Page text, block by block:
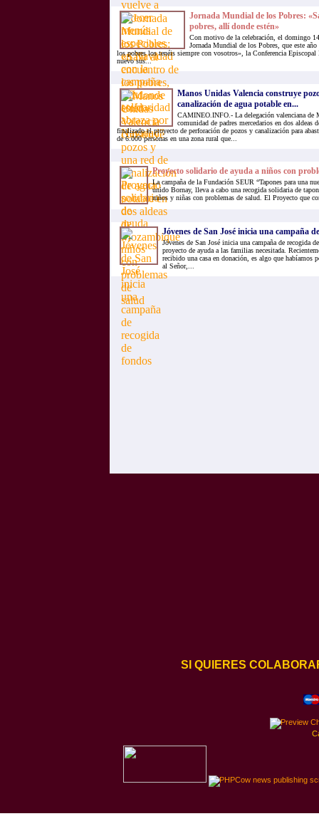
Jornada Mundial de los Pobres:
pobres, allí donde estén»
Con motivo de la celebración, el domingo
Jornada Mundial de los Pobres, que este
los pobres los tenéis siempre con vosotros», la Conferencia Episcopal
nuevo sus...
Manos Unidas Valencia construye
canalización de agua potable en...
CAMINEO.INFO.- La delegación valenciana de
comunidad de padres mercedarios en dos aldeas
finalizado el proyecto de perforación de pozos y canalización para
de 6.000 personas en una zona rural que...
Proyecto solidario de ayuda a niños con
La campaña de la Fundación SEUR “Tapones para una
unido Bornay, lleva a cabo una recogida solidaria de
niños y niñas con problemas de salud. El Proyecto que
Jóvenes de San José inicia una campaña
Jóvenes de San José inicia una campaña de recogida
proyecto de ayuda a las familias necesitada.
recibido una casa en donación, es algo que habíamos
al Señor,...
SI QUIERES